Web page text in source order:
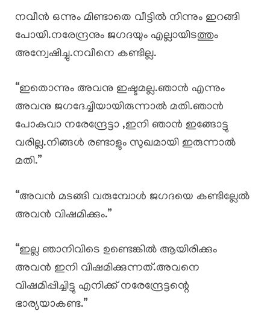
നവീൻ ഒന്നും മിണ്ടാതെ വീട്ടിൽ നിന്നും ഇറങ്ങി
പോയി.നരേന്ദ്രനും ജഗദയും എല്ലായിടത്തും
അന്വേഷിച്ചു.നവീനെ കണ്ടില്ല.
“ഇതൊന്നും അവനു ഇഷ്ടമല്ല.ഞാൻ എന്നും
അവനു ജഗദേച്ചിയായിരുന്നാൽ മതി.ഞാൻ
പോകുവാ നരേന്ദ്രേട്ടാ ,ഇനി ഞാൻ ഇങ്ങോട്ടു
വരില്ല.നിങ്ങൾ രണ്ടാളും സുഖമായി ഇരുന്നാൽ
മതി.”
“അവൻ മടങ്ങി വരുമ്പോൾ ജഗദയെ കണ്ടില്ലേൽ
അവൻ വിഷമിക്കും.”
“ഇല്ല ഞാനിവിടെ ഉണ്ടെങ്കിൽ ആയിരിക്കും
അവൻ ഇനി വിഷമിക്കുന്നത്.അവനെ
വിഷമിപ്പിച്ചിട്ടു എനിക്ക് നരേന്ദ്രേട്ടന്റെ
ഭാര്യയാകണ്ട.”